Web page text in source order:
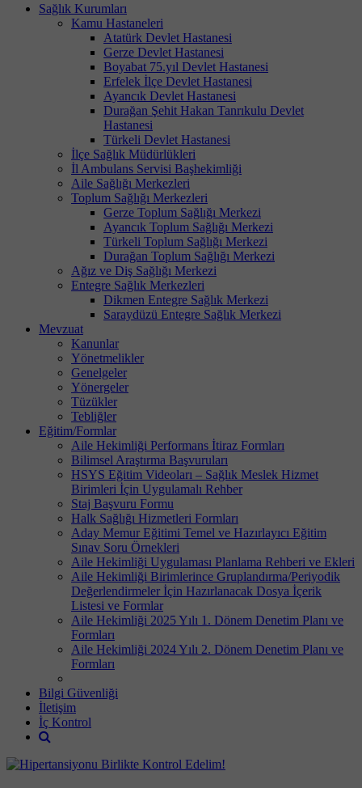
Sağlık Kurumları
Kamu Hastaneleri
Atatürk Devlet Hastanesi
Gerze Devlet Hastanesi
Boyabat 75.yıl Devlet Hastanesi
Erfelek İlçe Devlet Hastanesi
Ayancık Devlet Hastanesi
Durağan Şehit Hakan Tanrıkulu Devlet
Hastanesi
Türkeli Devlet Hastanesi
İlçe Sağlık Müdürlükleri
İl Ambulans Servisi Başhekimliği
Aile Sağlığı Merkezleri
Toplum Sağlığı Merkezleri
Gerze Toplum Sağlığı Merkezi
Ayancık Toplum Sağlığı Merkezi
Türkeli Toplum Sağlığı Merkezi
Durağan Toplum Sağlığı Merkezi
Ağız ve Diş Sağlığı Merkezi
Entegre Sağlık Merkezleri
Dikmen Entegre Sağlık Merkezi
Saraydüzü Entegre Sağlık Merkezi
Mevzuat
Kanunlar
Yönetmelikler
Genelgeler
Yönergeler
Tüzükler
Tebliğler
Eğitim/Formlar
Aile Hekimliği Performans İtiraz Formları
Bilimsel Araştırma Başvuruları
HSYS Eğitim Videoları – Sağlık Meslek Hizmet
Birimleri İçin Uygulamalı Rehber
Staj Başvuru Formu
Halk Sağlığı Hizmetleri Formları
Aday Memur Eğitimi Temel ve Hazırlayıcı Eğitim
Sınav Soru Örnekleri
Aile Hekimliği Uygulaması Planlama Rehberi ve Ekleri
Aile Hekimliği Birimlerince Gruplandırma/Periyodik
Değerlendirmeler İçin Hazırlanacak Dosya İçerik
Listesi ve Formlar
Aile Hekimliği 2025 Yılı 1. Dönem Denetim Planı ve
Formları
Aile Hekimliği 2024 Yılı 2. Dönem Denetim Planı ve
Formları
Bilgi Güvenliği
İletişim
İç Kontrol